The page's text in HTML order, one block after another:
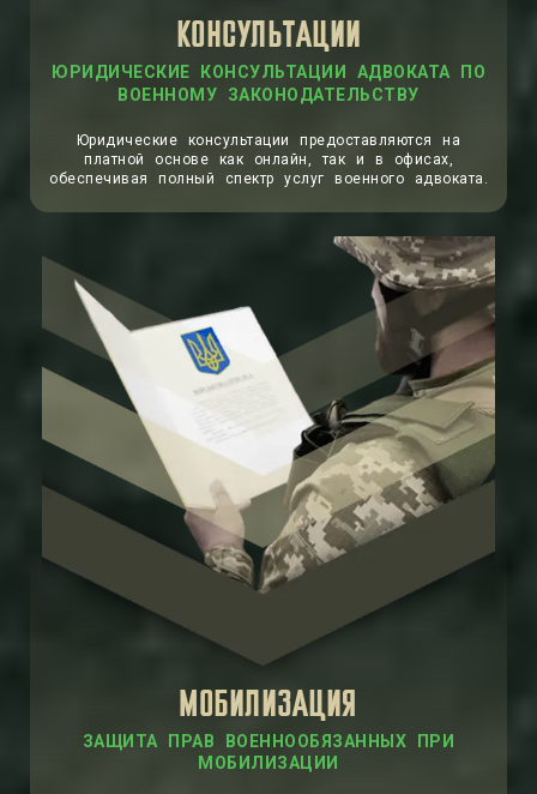
КОНСУЛЬТАЦИИ
ЮРИДИЧЕСКИЕ КОНСУЛЬТАЦИИ АДВОКАТА ПО
ВОЕННОМУ ЗАКОНОДАТЕЛЬСТВУ
Юридические консультации предоставляются на
платной основе как онлайн, так и в офисах,
обеспечивая полный спектр услуг военного адвоката.
МОБИЛИЗАЦИЯ
ЗАЩИТА ПРАВ ВОЕННООБЯЗАННЫХ ПРИ
МОБИЛИЗАЦИИ